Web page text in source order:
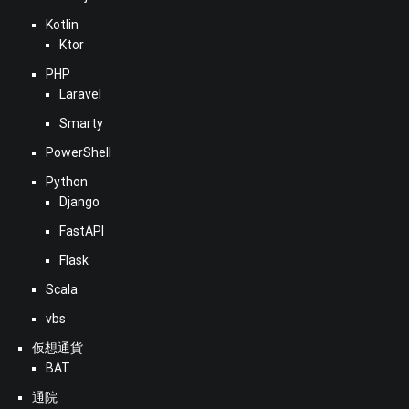
Kotlin
Ktor
PHP
Laravel
Smarty
PowerShell
Python
Django
FastAPI
Flask
Scala
vbs
仮想通貨
BAT
通院